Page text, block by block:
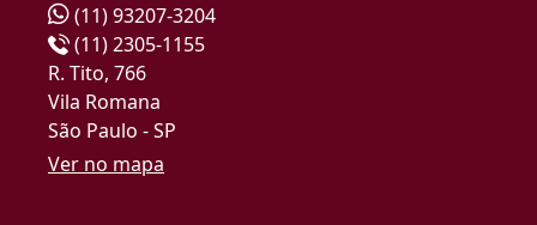
(11) 93207-3204
(11) 2305-1155
R. Tito, 766
Vila Romana
São Paulo - SP
Ver no mapa